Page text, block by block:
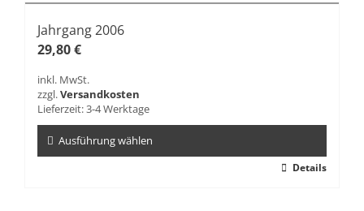
Jahrgang 2006
29,80€
inkl. MwSt.
zzgl.Versandkosten
Lieferzeit:3-4 Werktage
Ausführung wählen
Details